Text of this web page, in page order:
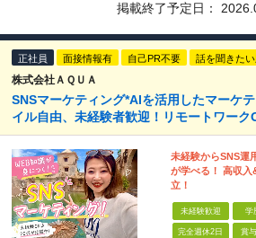
掲載終了予定日：
正社員 面接情報有 自己PR不要 話を聞きた
株式会社ＡＱＵＡ
SNSマーケティング*AIを活用したマーケ
イル自由、未経験者歓迎！リモートワーク
未経験からSNS運
が学べる！ 高収
立！
未経験歓迎 学
完全週休2日 賞